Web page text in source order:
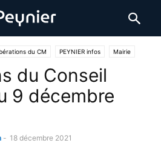
du CM PEYNIER infos Mairie
du Conseil
9 décembre
- 18 décembre 2021